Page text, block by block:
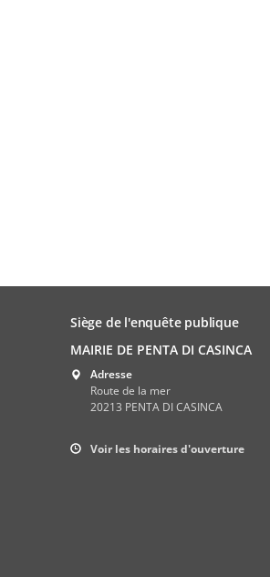
Siège de l'enquête publique
MAIRIE DE PENTA DI CASINCA
Adresse
Route de la mer
20213 PENTA DI CASINCA
Voir les horaires d'ouverture